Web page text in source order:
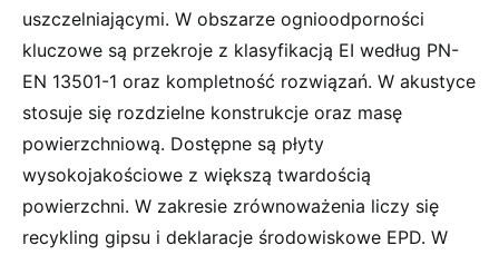
uszczelniającymi. W obszarze ognioodporności
kluczowe są przekroje z klasyfikacją EI według PN-
EN 13501-1 oraz kompletność rozwiązań. W akustyce
stosuje się rozdzielne konstrukcje oraz masę
powierzchniową. Dostępne są płyty
wysokojakościowe z większą twardością
powierzchni. W zakresie zrównoważenia liczy się
recykling gipsu i deklaracje środowiskowe EPD. W